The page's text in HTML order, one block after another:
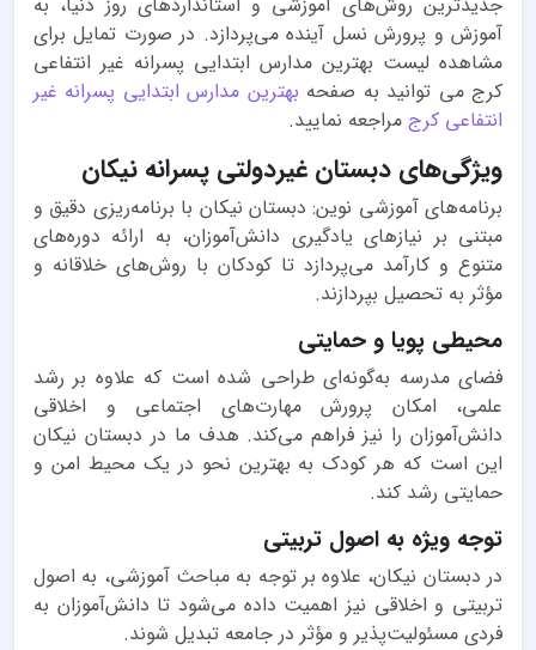
آموزش و پرورش نسل آینده می‌پردازد. در صورت تمایل برای
مشاهده لیست بهترین مدارس ابتدایی پسرانه غیر انتفاعی
کرج می توانید به صفحه بهترین مدارس ابتدایی پسرانه غیر
انتفاعی کرج مراجعه نمایید.
ویژگی‌های دبستان غیردولتی پسرانه نیکان
برنامه‌های آموزشی نوین: دبستان نیکان با برنامه‌ریزی دقیق و
مبتنی بر نیازهای یادگیری دانش‌آموزان، به ارائه دوره‌های
متنوع و کارآمد می‌پردازد تا کودکان با روش‌های خلاقانه و
مؤثر به تحصیل بپردازند.
محیطی پویا و حمایتی
فضای مدرسه به‌گونه‌ای طراحی شده است که علاوه بر رشد
علمی، امکان پرورش مهارت‌های اجتماعی و اخلاقی
دانش‌آموزان را نیز فراهم می‌کند. هدف ما در دبستان نیکان
این است که هر کودک به بهترین نحو در یک محیط امن و
حمایتی رشد کند.
توجه ویژه به اصول تربیتی
در دبستان نیکان، علاوه بر توجه به مباحث آموزشی، به اصول
تربیتی و اخلاقی نیز اهمیت داده می‌شود تا دانش‌آموزان به
فردی مسئولیت‌پذیر و مؤثر در جامعه تبدیل شوند.